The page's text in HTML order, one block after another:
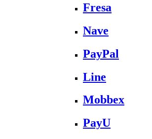
Fresa
Nave
PayPal
Line
Mobbex
PayU